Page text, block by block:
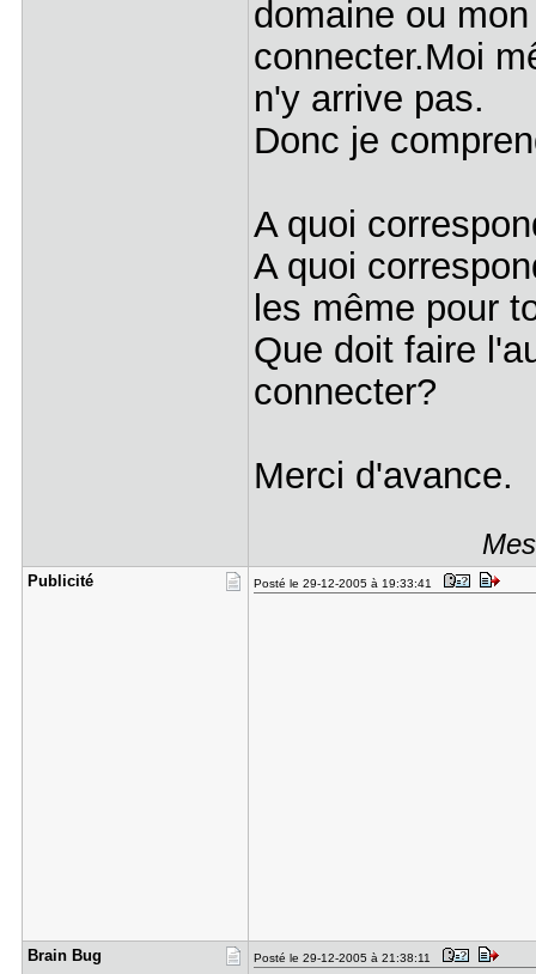
domaine ou
connecter.Moi
n'y arrive pas.
Donc je
A quoi
A quoi
les même pour
Que doit faire
connecter?
Merci d'avance.
Publicité Posté le 29-12-2005 à 19:33:41
Brain Bug Posté le 29-12-2005 à 21:38:11